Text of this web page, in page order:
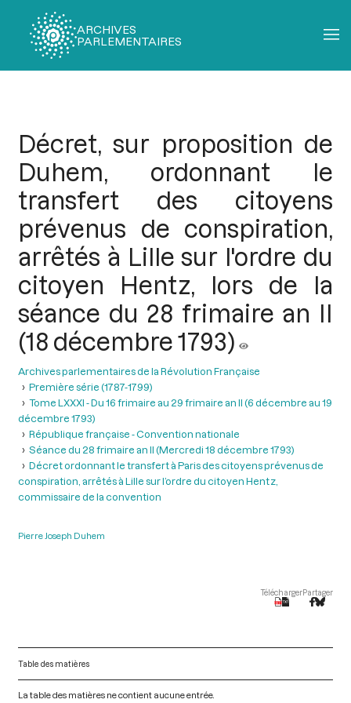
ARCHIVES
PARLEMENTAIRES
Décret, sur proposition de
Duhem, ordonnant le
transfert des citoyens
prévenus de conspiration,
arrêtés à Lille sur l'ordre du
citoyen Hentz, lors de la
séance du 28 frimaire an II
(18 décembre 1793)
Archives parlementaires de la Révolution Française
Première série (1787-1799)
Tome LXXXI - Du 16 frimaire au 29 frimaire an II (6 décembre au 19
décembre 1793)
République française - Convention nationale
Séance du 28 frimaire an II (Mercredi 18 décembre 1793)
Décret ordonnant le transfert à Paris des citoyens prévenus de
conspiration, arrêtés à Lille sur l’ordre du citoyen Hentz,
commissaire de la convention
Pierre Joseph Duhem
TéléchargerPartager
Table des matières
La table des matières ne contient aucune entrée.